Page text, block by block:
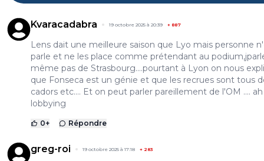
Kvaracadabra 19 octobre 2025 à 20:39 + 887
Lens dait une meilleure saison que Lyo mais personne
parle et ne les place comme prétendant au
même pas de Strasbourg....pourtant à Lyon on nous
que Fonseca est un génie et que les recrues sont tous
cadors etc.... Et on peut parler pareillement de l'OM ....
lobbying
0+ Répondre
greg-roi 19 octobre 2025 à 17:18 + 283